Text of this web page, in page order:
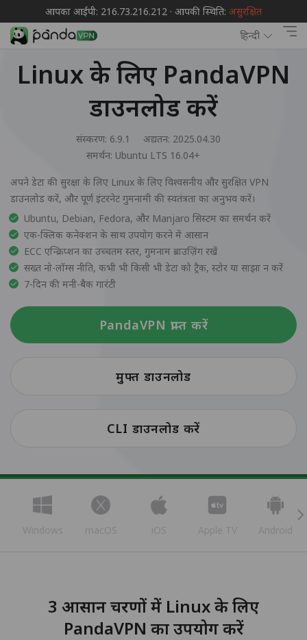
आपका आईपी: 216.73.216.212 · आपकी स्थिति: असुरक्षित
हिन्दी
Linux के लिए PandaVPN
डाउनलोड करें
संस्करण: 6.9.1
अद्यतन: 2025.04.30
समर्थन: Ubuntu LTS 16.04+
अपने डेटा की सुरक्षा के लिए Linux के लिए विश्वसनीय और सुरक्षित VPN
डाउनलोड करें, और पूर्ण इंटरनेट गुमनामी की स्वतंत्रता का अनुभव करें।
Ubuntu, Debian, Fedora, और Manjaro सिस्टम का समर्थन करें
एक-क्लिक कनेक्शन के साथ उपयोग करने में आसान
ECC एन्क्रिप्शन का उच्चतम स्तर, गुमनाम ब्राउज़िंग रखें
सख्त नो-लॉग्स नीति, कभी भी किसी भी डेटा को ट्रैक, स्टोर या साझा न करें
7-दिन की मनी-बैक गारंटी
PandaVPN प्राप्त करें
मुफ्त डाउनलोड
CLI डाउनलोड करें
Windows macOS iOS Apple TV Android
3 आसान चरणों में Linux के लिए
PandaVPN का उपयोग करें